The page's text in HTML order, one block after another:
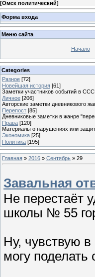
[Омск политический]
Форма входа
Меню сайта
Начало
Categories
Разное [72]
Новейшая история [61]
Заметки участников событий в
Личное [206]
Авторские заметки дневникового
Перепост [85]
Дневниковые заметки в жанре
Права [120]
Материалы о нарушениях или
Экономика [25]
Политика [195]
Главная » 2016 » Сентябрь » 29
Завальная
Не перестаёт
школы № 55
Ну, чувствую
могу